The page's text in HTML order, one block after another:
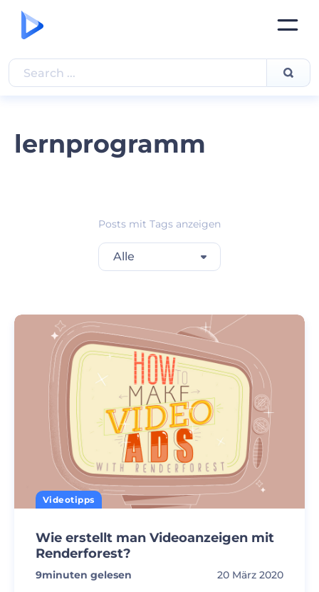
lernprogramm
Posts mit Tags anzeigen
Alle
Videotipps
Wie erstellt man Videoanzeigen mit
Renderforest?
9minuten gelesen 20 März 2020